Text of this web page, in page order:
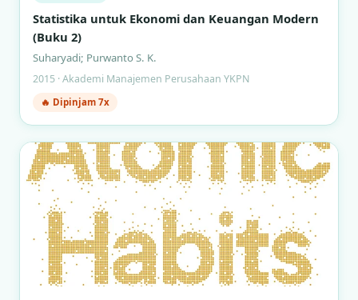
Statistika untuk Ekonomi dan Keuangan Modern
(Buku 2)
Suharyadi; Purwanto S. K.
2015 · Akademi Manajemen Perusahaan YKPN
🔥 Dipinjam 7x